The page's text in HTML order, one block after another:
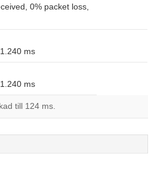
0% packet loss,
ms
ms
till 124 ms.